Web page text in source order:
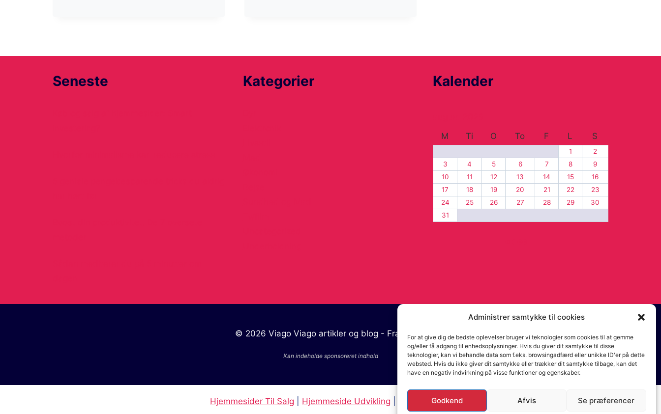
Administrer samtykke til cookies
For at give dig de bedste oplevelser bruger vi teknologier som cookies til at gemme
og/eller få adgang til enhedsoplysninger. Hvis du giver dit samtykke til disse
teknologier, kan vi behandle data som f.eks. browsingadfærd eller unikke ID'er på dette
websted. Hvis du ikke giver dit samtykke eller trækker dit samtykke tilbage, kan det
have en negativ indvirkning på visse funktioner og egenskaber.
Godkend Afvis Se præferencer
Seneste Kategorier Kalender
M
Ti O To F L S
1
2
3
4 5 6 7 8
9
10
11 12 13 14 15
16
17
18 19 20 21 22
23
24
25 26 27 28 29
30
31
© 2026 Viago Viago artikler og blog - Fra Orimo
Hjemmesider Til Salg Hjemmeside Udvikling Online Tilbud